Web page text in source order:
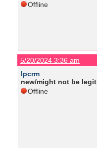
Offline
5/20/2024 3:36 am
lpcrm
new/might not be legit
Offline